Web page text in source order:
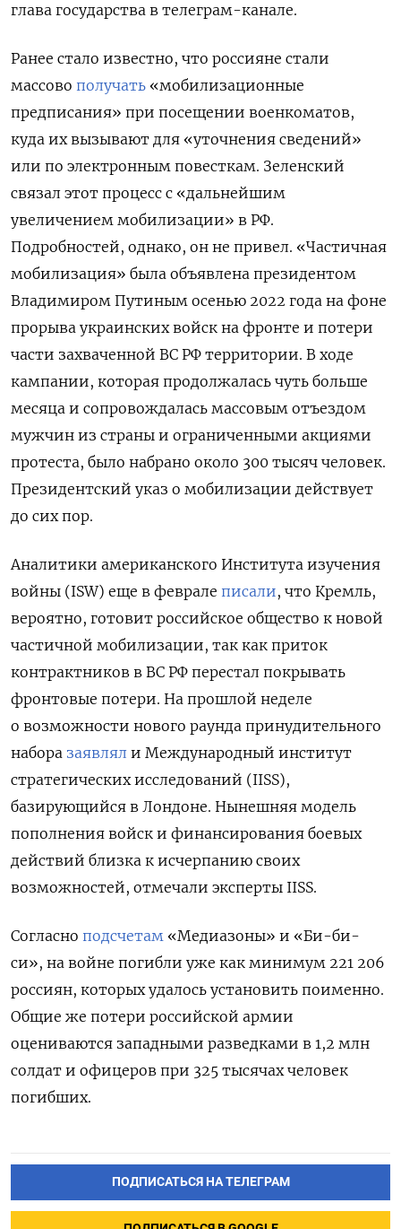
глава государства в телеграм-канале.
Ранее стало известно, что россияне стали
массово получать «мобилизационные
предписания» при посещении военкоматов,
куда их вызывают для «уточнения сведений»
или по электронным повесткам. Зеленский
связал этот процесс с «дальнейшим
увеличением мобилизации» в РФ.
Подробностей, однако, он не привел. «Частичная
мобилизация» была объявлена президентом
Владимиром Путиным осенью 2022 года на фоне
прорыва украинских войск на фронте и потери
части захваченной ВС РФ территории. В ходе
кампании, которая продолжалась чуть больше
месяца и сопровождалась массовым отъездом
мужчин из страны и ограниченными акциями
протеста, было набрано около 300 тысяч человек.
Президентский указ о мобилизации действует
до сих пор.
Аналитики американского Института изучения
войны (ISW) еще в феврале писали, что Кремль,
вероятно, готовит российское общество к новой
частичной мобилизации, так как приток
контрактников в ВС РФ перестал покрывать
фронтовые потери. На прошлой неделе
о возможности нового раунда принудительного
набора заявлял и Международный институт
стратегических исследований (IISS),
базирующийся в Лондоне. Нынешняя модель
пополнения войск и финансирования боевых
действий близка к исчерпанию своих
возможностей, отмечали эксперты IISS.
Согласно подсчетам «Медиазоны» и «Би-би-
си», на войне погибли уже как минимум 221 206
россиян, которых удалось установить поименно.
Общие же потери российской армии
оцениваются западными разведками в 1,2 млн
солдат и офицеров при 325 тысячах человек
погибших.
ПОДПИСАТЬСЯ НА ТЕЛЕГРАМ